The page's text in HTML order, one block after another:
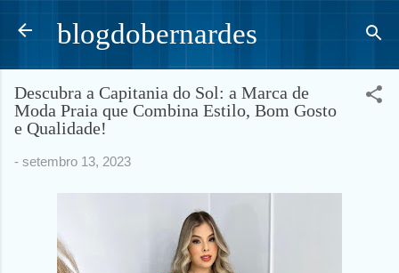
Pular para o conteúdo principal
blogdobernardes
Descubra a Capitania do Sol: a Marca de
Moda Praia que Combina Estilo, Bom Gosto
e Qualidade!
- setembro 13, 2023